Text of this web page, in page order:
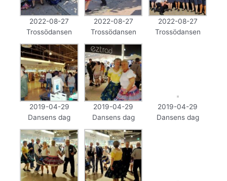
2022-08-27
Trossödansen
2022-08-27
Trossödansen
2022-08-27
Trossödansen
2019-04-29
Dansens dag
2019-04-29
Dansens dag
2019-04-29
Dansens dag